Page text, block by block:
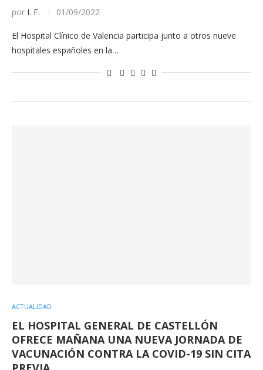
por I. F. 01/09/2022
El Hospital Clínico de Valencia participa junto a otros nueve
hospitales españoles en la…
ACTUALIDAD
EL HOSPITAL GENERAL DE CASTELLÓN
OFRECE MAÑANA UNA NUEVA JORNADA DE
VACUNACIÓN CONTRA LA COVID-19 SIN CITA